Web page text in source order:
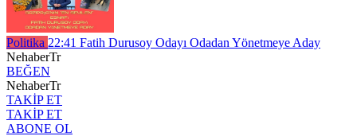
Politika 22:41 Fatih Durusoy Odayı Odadan Yönetmeye Aday
NehaberTr
BEĞEN
NehaberTr
TAKİP ET
TAKİP ET
ABONE OL